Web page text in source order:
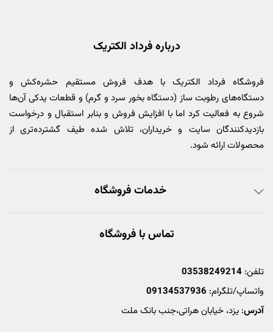
درباره فرداد الکتریک
فروشگاه فرداد الکتریک با هدف فروش مستقیم حشره‌کش و
دستگاه‌های رطوبت ساز (دستگاه بخور سرد و گرم) و قطعات یدکی آن‌ها
شروع به فعالیت کرد اما با افزایش فروش و بنابر استقبال و درخواست
بازدیدکنندگان سایت و خریداران، تلاش شده طیف گشترده‌تری از
محصولات ارائه شود.
خدمات فروشگاه
تماس با فروشگاه
تلفن: 03538249214
واتساپ/تلگرام: 09134537936
آدرس: یزد، خیابان هراتی،جنب بانک ملت